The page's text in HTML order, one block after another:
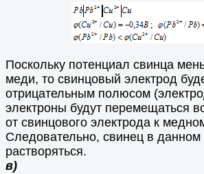
Поскольку потенциал свинца
меди, то свинцовый электрод
отрицательным полюсом
электроны будут перемещаться
от свинцового электрода к
Следовательно, свинец в данном
растворяться.
в)